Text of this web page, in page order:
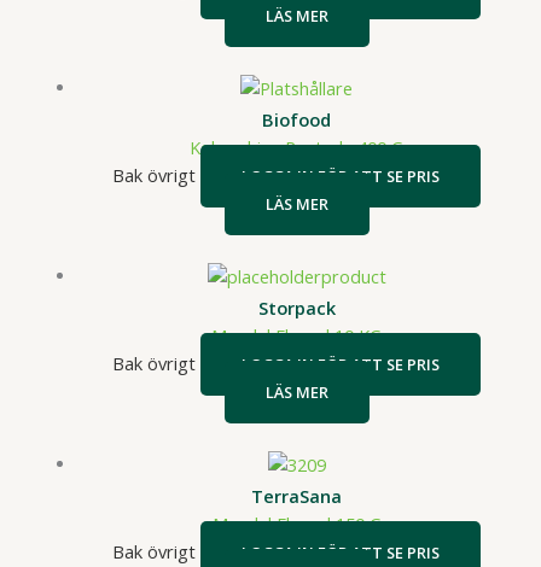
LÄS MER
Biofood
Kokoschips Rostade 400 G
Bak övrigt
LOGGA IN FÖR ATT SE PRIS
LÄS MER
Storpack
Mandel Flagad 10 KG
Bak övrigt
LOGGA IN FÖR ATT SE PRIS
LÄS MER
TerraSana
Mandel Flagad 150 G
Bak övrigt
LOGGA IN FÖR ATT SE PRIS